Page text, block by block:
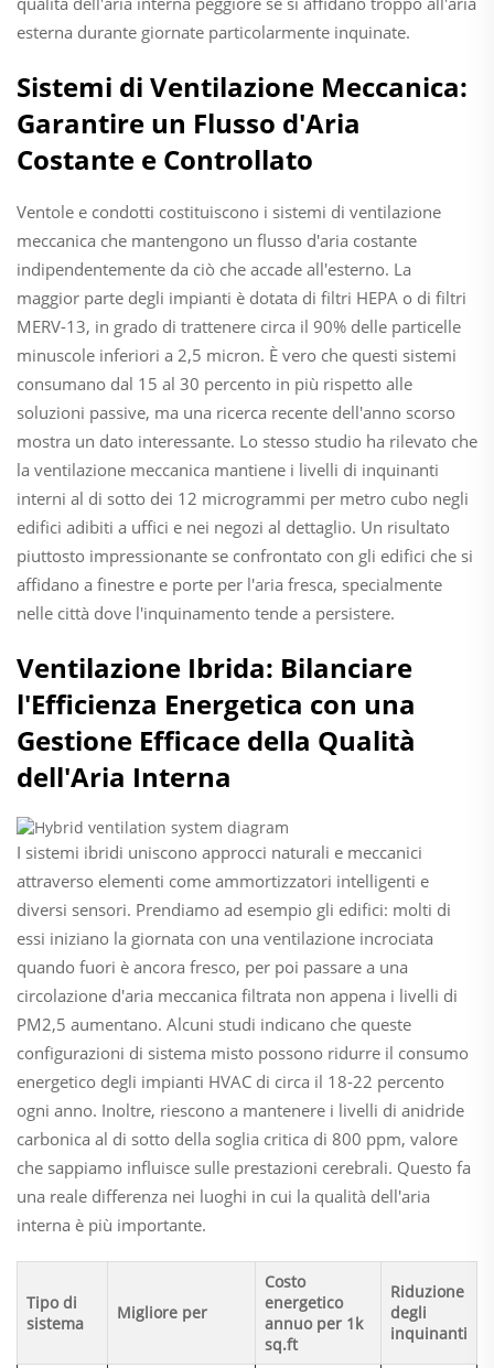
esterna durante giornate particolarmente inquinate.
Sistemi di Ventilazione Meccanica:
Garantire un Flusso d'Aria
Costante e Controllato
Ventole e condotti costituiscono i sistemi di ventilazione
meccanica che mantengono un flusso d'aria costante
indipendentemente da ciò che accade all'esterno. La
maggior parte degli impianti è dotata di filtri HEPA o di filtri
MERV-13, in grado di trattenere circa il 90% delle particelle
minuscole inferiori a 2,5 micron. È vero che questi sistemi
consumano dal 15 al 30 percento in più rispetto alle
soluzioni passive, ma una ricerca recente dell'anno scorso
mostra un dato interessante. Lo stesso studio ha rilevato che
la ventilazione meccanica mantiene i livelli di inquinanti
interni al di sotto dei 12 microgrammi per metro cubo negli
edifici adibiti a uffici e nei negozi al dettaglio. Un risultato
piuttosto impressionante se confrontato con gli edifici che si
affidano a finestre e porte per l'aria fresca, specialmente
nelle città dove l'inquinamento tende a persistere.
Ventilazione Ibrida: Bilanciare
l'Efficienza Energetica con una
Gestione Efficace della Qualità
dell'Aria Interna
I sistemi ibridi uniscono approcci naturali e meccanici
attraverso elementi come ammortizzatori intelligenti e
diversi sensori. Prendiamo ad esempio gli edifici: molti di
essi iniziano la giornata con una ventilazione incrociata
quando fuori è ancora fresco, per poi passare a una
circolazione d'aria meccanica filtrata non appena i livelli di
PM2,5 aumentano. Alcuni studi indicano che queste
configurazioni di sistema misto possono ridurre il consumo
energetico degli impianti HVAC di circa il 18-22 percento
ogni anno. Inoltre, riescono a mantenere i livelli di anidride
carbonica al di sotto della soglia critica di 800 ppm, valore
che sappiamo influisce sulle prestazioni cerebrali. Questo fa
una reale differenza nei luoghi in cui la qualità dell'aria
interna è più importante.
Tipo di
sistema
Migliore per
Costo
energetico
annuo per 1k
sq.ft
Riduzione
degli
inquinanti